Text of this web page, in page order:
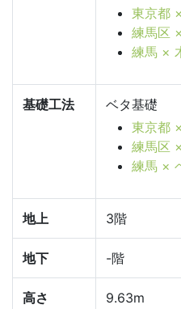
東京都
練馬区
練馬 ×
基礎工法
ベタ基礎
東京都
練馬区
練馬 ×
地上 3階
地下 -階
高さ 9.63m